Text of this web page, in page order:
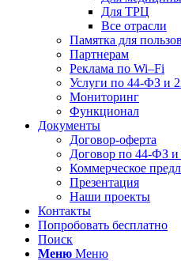
Для ТРЦ
Все отрасли
Памятка для
Партнерам
Реклама по Wi–Fi
Услуги по 44-ФЗ и
Мониторинг
Функционал
Документы
Договор-оферта
Договор по 44-ФЗ
Коммерческое
Презентация
Наши проекты
Контакты
Попробовать бесплатно
Поиск
Меню Меню